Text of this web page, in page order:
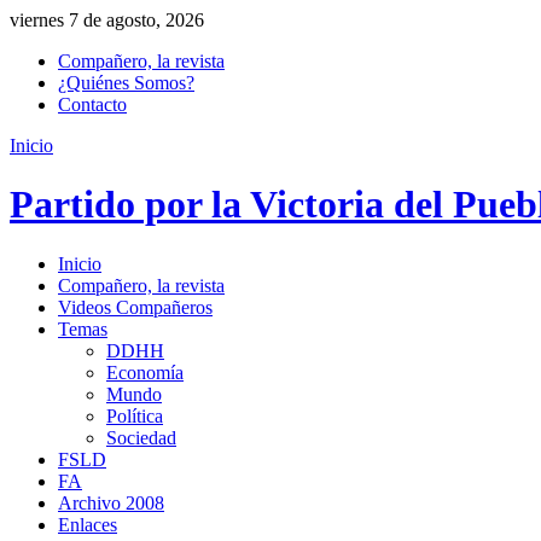
viernes 7 de agosto, 2026
Compañero, la revista
¿Quiénes Somos?
Contacto
Inicio
Partido por la Victoria del
Inicio
Compañero, la revista
Videos Compañeros
Temas
DDHH
Economía
Mundo
Política
Sociedad
FSLD
FA
Archivo 2008
Enlaces